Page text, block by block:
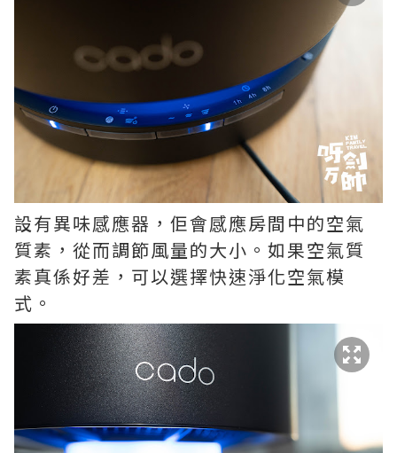
設有異味感應器，佢會感應房間中的空氣
質素，從而調節風量的大小。如果空氣質
素真係好差，可以選擇快速淨化空氣模
式。